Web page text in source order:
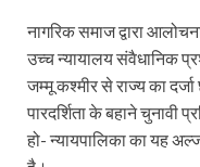
नागरिक समाज द्वारा
उच्च न्यायालय संवैधानिक
जम्मू कश्मीर से राज्य का
पारदर्शिता के बहाने चुनावी
हो- न्यायपालिका का यह